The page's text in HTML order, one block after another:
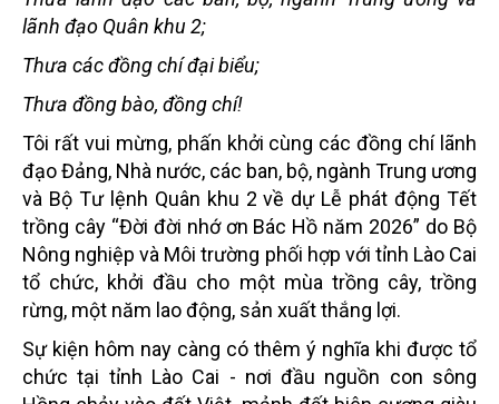
lãnh đạo Quân khu 2;
Thưa các đồng chí đại biểu;
Thưa đồng bào, đồng chí!
Tôi rất vui mừng, phấn khởi cùng các đồng chí lãnh
đạo Đảng, Nhà nước, các ban, bộ, ngành Trung ương
và Bộ Tư lệnh Quân khu 2 về dự Lễ phát động Tết
trồng cây “Đời đời nhớ ơn Bác Hồ năm 2026” do Bộ
Nông nghiệp và Môi trường phối hợp với tỉnh Lào Cai
tổ chức, khởi đầu cho một mùa trồng cây, trồng
rừng, một năm lao động, sản xuất thắng lợi.
Sự kiện hôm nay càng có thêm ý nghĩa khi được tổ
chức tại tỉnh Lào Cai - nơi đầu nguồn con sông